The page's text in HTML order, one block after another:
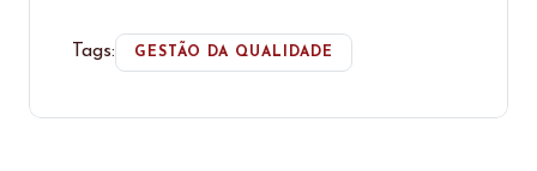
Tags: GESTÃO DA QUALIDADE